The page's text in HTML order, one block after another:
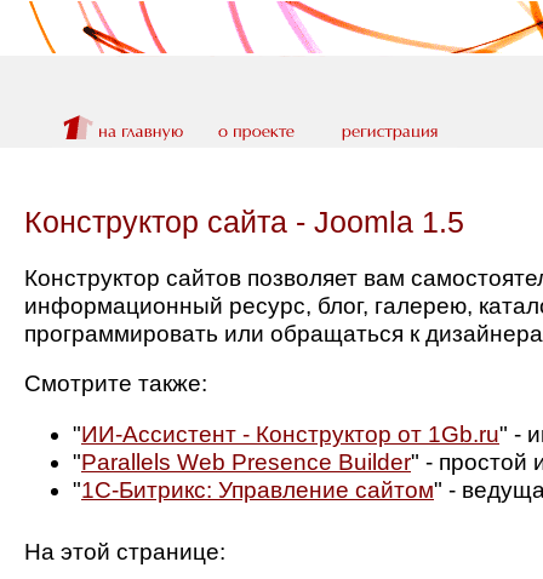
Конструктор сайта - Joomla 1.5
Конструктор сайтов позволяет вам
информационный ресурс, блог, галерею,
программировать или обращаться к
Смотрите также:
"ИИ-Ассистент - Конструктор от 1Gb.ru" -
"Parallels Web Presence Builder" - простой
"1С-Битрикс: Управление сайтом" -
На этой странице: